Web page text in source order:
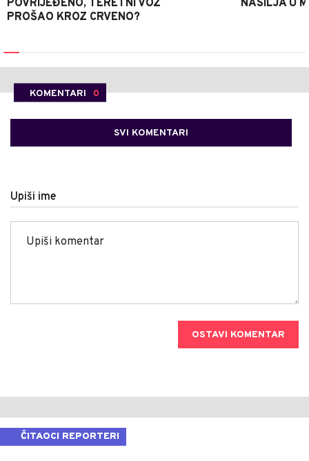
POVRIJEĐENO, TERETNI VOZ
PROŠAO KROZ CRVENO?
NASILJA U
KOMENTARI 0
SVI KOMENTARI
Upiši ime
OSTAVI KOMENTAR
ČITAOCI REPORTERI